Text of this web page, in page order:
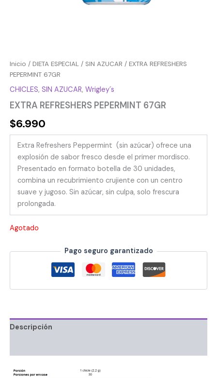
Inicio / DIETA ESPECIAL / SIN AZUCAR / EXTRA REFRESHERS
PEPERMINT 67GR
CHICLES, SIN AZUCAR, Wrigley´s
EXTRA REFRESHERS PEPERMINT 67GR
$6.990
Extra Refreshers Peppermint (sin azúcar) ofrece una
explosión de sabor fresco desde el primer mordisco.
Presentado en formato botella de 30 unidades,
combina un recubrimiento crujiente con un centro
suave y jugoso. Sin azúcar, sin culpa, solo frescura
prolongada.
Agotado
Pago seguro garantizado
Descripción